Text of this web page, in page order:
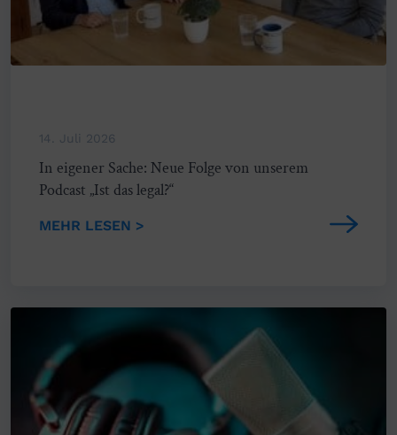
14. Juli 2026
In eigener Sache: Neue Folge von unserem
Podcast „Ist das legal?“
MEHR LESEN >